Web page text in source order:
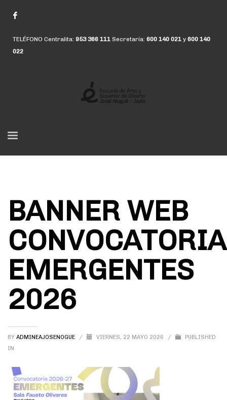
TELÉFONO Centralita: 953 366 111 Secretaría: 600 140 021 y 600 140
022
BANNER WEB
CONVOCATORIA
EMERGENTES
2026
BY ADMINEAJOSENOGUE / VIERNES, 22 MAYO 2026 /
PUBLISHED
IN